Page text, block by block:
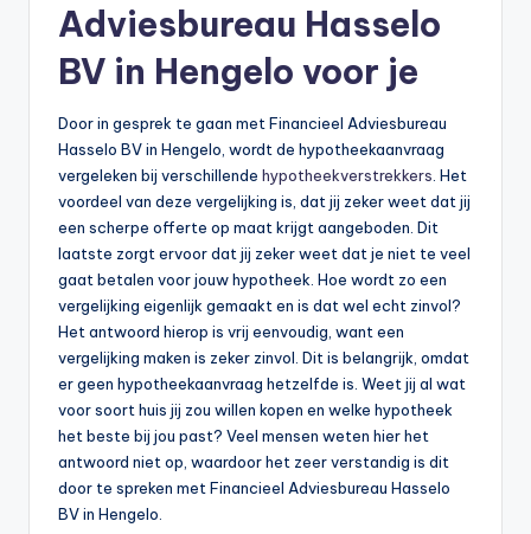
Adviesbureau Hasselo
BV in Hengelo voor je
Door in gesprek te gaan met Financieel Adviesbureau
Hasselo BV in Hengelo, wordt de hypotheekaanvraag
vergeleken bij verschillende hypotheekverstrekkers. Het
voordeel van deze vergelijking is, dat jij zeker weet dat jij
een scherpe offerte op maat krijgt aangeboden. Dit
laatste zorgt ervoor dat jij zeker weet dat je niet te veel
gaat betalen voor jouw hypotheek. Hoe wordt zo een
vergelijking eigenlijk gemaakt en is dat wel echt zinvol?
Het antwoord hierop is vrij eenvoudig, want een
vergelijking maken is zeker zinvol. Dit is belangrijk, omdat
er geen hypotheekaanvraag hetzelfde is. Weet jij al wat
voor soort huis jij zou willen kopen en welke hypotheek
het beste bij jou past? Veel mensen weten hier het
antwoord niet op, waardoor het zeer verstandig is dit
door te spreken met Financieel Adviesbureau Hasselo
BV in Hengelo.